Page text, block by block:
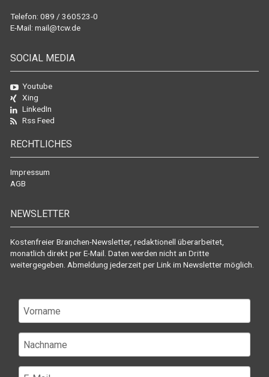
Telefon: 089 / 360523-0
E-Mail: mail@tcw.de
SOCIAL MEDIA
Youtube
Xing
LinkedIn
Rss Feed
RECHTLICHES
Impressum
AGB
NEWSLETTER
Kostenfreier Branchen-Newsletter, redaktionell überarbeitet,
monatlich direkt per E-Mail. Daten werden nicht an Dritte
weitergegeben. Abmeldung jederzeit per Link im Newsletter möglich.